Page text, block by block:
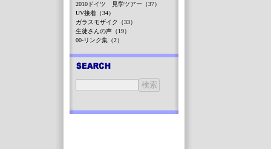
2010ドイツ 見学ツアー（37）
UV接着（34）
ガラスモザイク（33）
生徒さんの声（19）
00-リンク集（2）